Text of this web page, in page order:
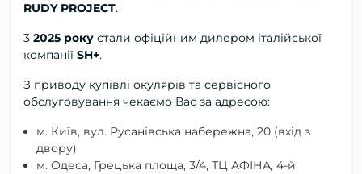
RUDY PROJECT.
3 2025 року стали офіційним дилером італійської
компанії SH+.
З приводу купівлі окулярів та сервісного
обслуговування чекаємо Вас за адресою:
м. Київ, вул. Русанівська набережна, 20 (вхід з
двору)
м. Одеса, Грецька площа, 3/4, ТЦ АФІНА, 4-й